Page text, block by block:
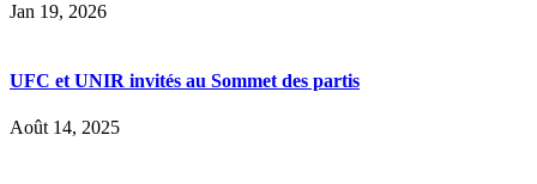
Jan 19, 2026
UFC et UNIR invités au Sommet des partis
Août 14, 2025